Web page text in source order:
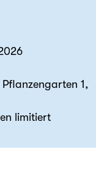
1,
limitiert